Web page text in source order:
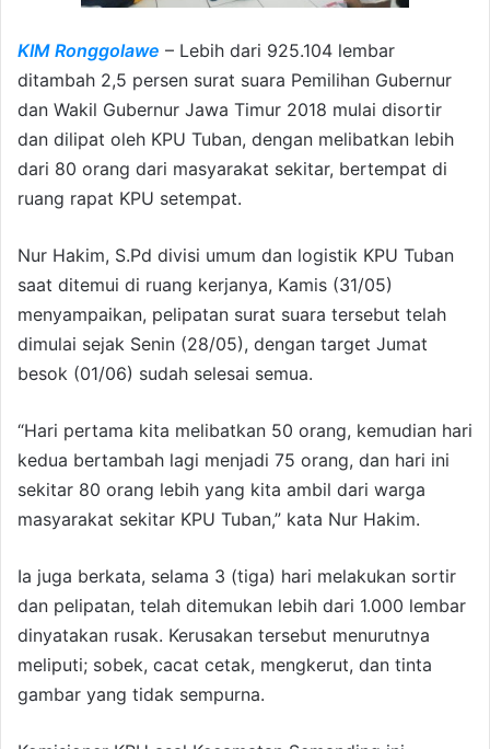
KIM Ronggolawe – Lebih dari 925.104 lembar
ditambah 2,5 persen surat suara Pemilihan Gubernur
dan Wakil Gubernur Jawa Timur 2018 mulai disortir
dan dilipat oleh KPU Tuban, dengan melibatkan lebih
dari 80 orang dari masyarakat sekitar, bertempat di
ruang rapat KPU setempat.
Nur Hakim, S.Pd divisi umum dan logistik KPU Tuban
saat ditemui di ruang kerjanya, Kamis (31/05)
menyampaikan, pelipatan surat suara tersebut telah
dimulai sejak Senin (28/05), dengan target Jumat
besok (01/06) sudah selesai semua.
“Hari pertama kita melibatkan 50 orang, kemudian hari
kedua bertambah lagi menjadi 75 orang, dan hari ini
sekitar 80 orang lebih yang kita ambil dari warga
masyarakat sekitar KPU Tuban,” kata Nur Hakim.
Ia juga berkata, selama 3 (tiga) hari melakukan sortir
dan pelipatan, telah ditemukan lebih dari 1.000 lembar
dinyatakan rusak. Kerusakan tersebut menurutnya
meliputi; sobek, cacat cetak, mengkerut, dan tinta
gambar yang tidak sempurna.